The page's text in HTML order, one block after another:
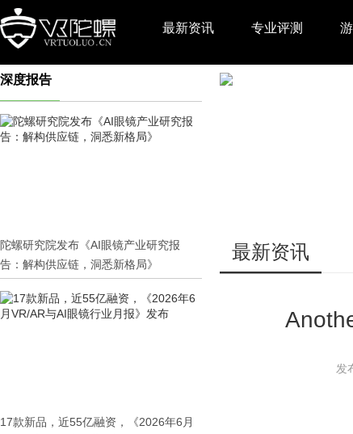
最新资讯 专业评测
深度报告
陀螺研究院发布《AI眼镜产业研究报
告：解构供应链，洞悉新格局》
17款新品，近55亿融资，《2026年6月
最新资讯
发